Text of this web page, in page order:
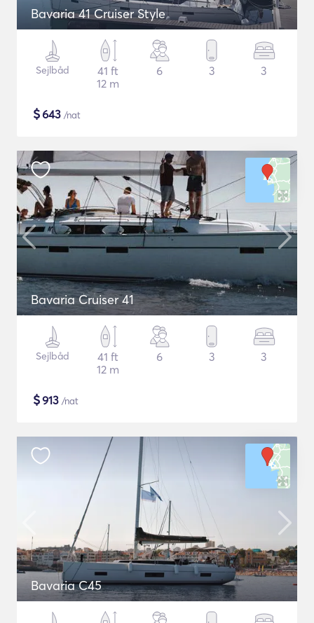
Bavaria 41 Cruiser Style
Sejlbåd
41 ft
12 m
6 3 3
$643 /nat
Bavaria Cruiser 41
Sejlbåd
41 ft
12 m
6 3 3
$913 /nat
Bavaria C45